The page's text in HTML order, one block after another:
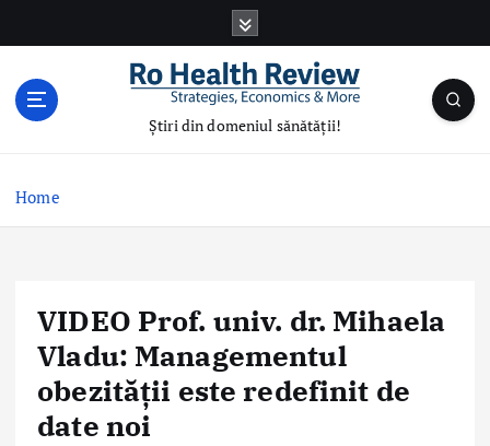
Știri din domeniul sănătății!
Home
VIDEO Prof. univ. dr. Mihaela
Vladu: Managementul
obezității este redefinit de
date noi